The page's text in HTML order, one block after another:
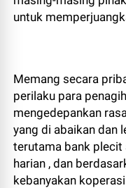
untuk
Memang secara
perilaku para
mengedepankan
yang di abaikan dan
terutama bank plecit
harian , dan
kebanyakan